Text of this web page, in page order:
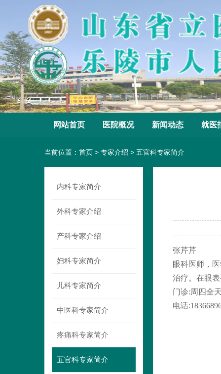
网站首页 医院概况 新闻动态 就医
当前位置： 首页 > 专家介绍 > 五官科专家简介
内科专家简介
外科专家介绍
产科专家介绍
妇科专家简介
儿科专家简介
中医科专家简介
疼痛科专家简介
五官科专家简介
张芹芹
眼科医师，
治疗。在眼
门诊:周四全
电话